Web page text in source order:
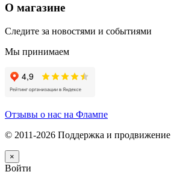
О магазине
Следите за новостями и событиями
Мы принимаем
Отзывы о нас на Флампе
© 2011-2026 Поддержка и продвижение
×
Войти